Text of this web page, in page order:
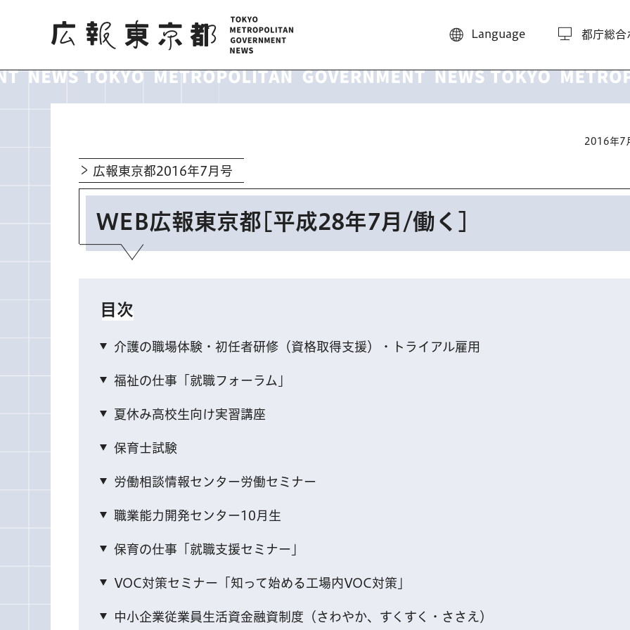
広報東京都
Language 都庁総合
2016年7
広報東京都2016年7月号
WEB広報東京都[平成28年7月/働く]
目次
介護の職場体験・初任者研修（資格取得支援）・トライアル雇用
福祉の仕事「就職フォーラム」
夏休み高校生向け実習講座
保育士試験
労働相談情報センター労働セミナー
職業能力開発センター10月生
保育の仕事「就職支援セミナー」
VOC対策セミナー「知って始める工場内VOC対策」
中小企業従業員生活資金融資制度（さわやか、すくすく・ささえ）